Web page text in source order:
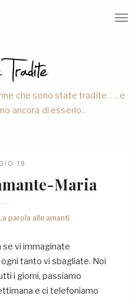
T
V
che sono state tradite... ...e
ancora di esserlo...
19
Maria
La parola alle amanti
se vi immaginate
tanto vi sbagliate. Noi
i giorni, passiamo
e ci telefoniamo